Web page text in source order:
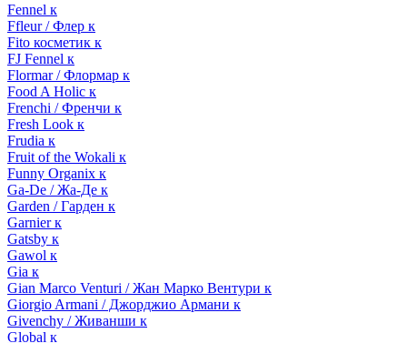
Fennel к
Ffleur / Флер к
Fito косметик к
FJ Fennel к
Flormar / Флормар к
Food A Holic к
Frenchi / Френчи к
Fresh Look к
Frudia к
Fruit of the Wokali к
Funny Organix к
Ga-De / Жа-Де к
Garden / Гарден к
Garnier к
Gatsby к
Gawol к
Gia к
Gian Marco Venturi / Жан Марко Вентури к
Giorgio Armani / Джорджио Армани к
Givenchy / Живанши к
Global к